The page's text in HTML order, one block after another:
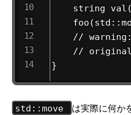
string
//
//
}
std::move
は実際に何か